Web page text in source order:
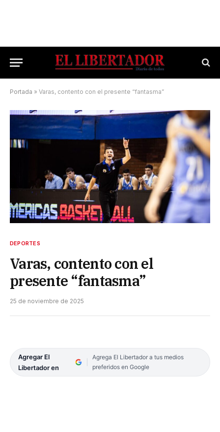
Portada » Varas, contento con el presente “fantasma”
DEPORTES
Varas, contento con el
presente “fantasma”
25 de noviembre de 2025
Agregar El
Libertador en
Agrega El Libertador a tus medios
preferidos en Google